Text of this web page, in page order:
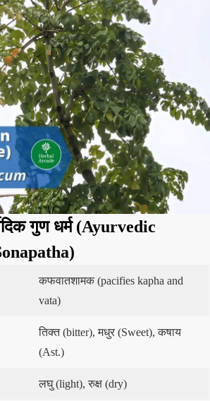
गुण धर्म (Ayurvedic
कफवातशामक (pacifies kapha and
vata)
तिक्त (bitter), मधुर (Sweet), कषाय
(Ast.)
लघु (light), रुक्ष (dry)